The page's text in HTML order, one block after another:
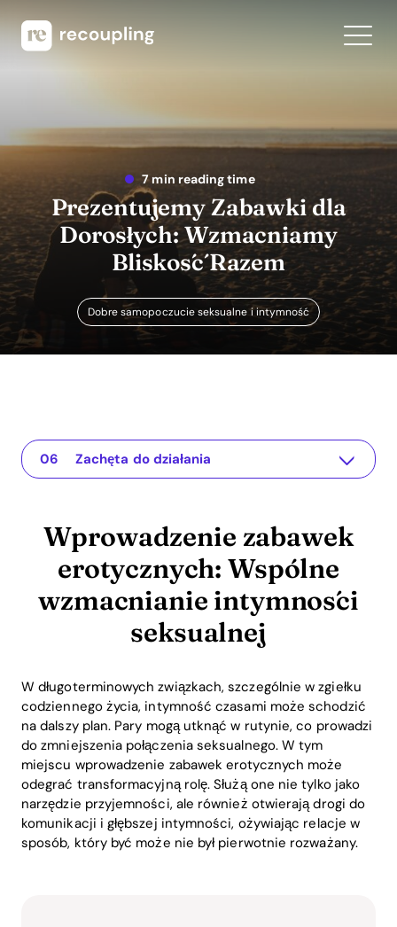
7 min reading time
Prezentujemy Zabawki dla
Dorosłych: Wzmacniamy
Bliskość Razem
Dobre samopoczucie seksualne i intymność
Wprowadzenie zabawek erotycznych: Wspólne wzmacnianie intymności seksualnej
The app for your relationship
Zrozumienie problemu
Praktyczne rozwiązania: Integracja zabawek erotycznych w waszym związku
Podsumowanie: Ożywianie intymności z intencją
Zachęta do działania
Wprowadzenie zabawek
erotycznych: Wspólne
wzmacnianie intymności
seksualnej
W długoterminowych związkach, szczególnie w zgiełku
codziennego życia, intymność czasami może schodzić
na dalszy plan. Pary mogą utknąć w rutynie, co prowadzi
do zmniejszenia połączenia seksualnego. W tym
miejscu wprowadzenie zabawek erotycznych może
odegrać transformacyjną rolę. Służą one nie tylko jako
narzędzie przyjemności, ale również otwierają drogi do
komunikacji i głębszej intymności, ożywiając relacje w
sposób, który być może nie był pierwotnie rozważany.